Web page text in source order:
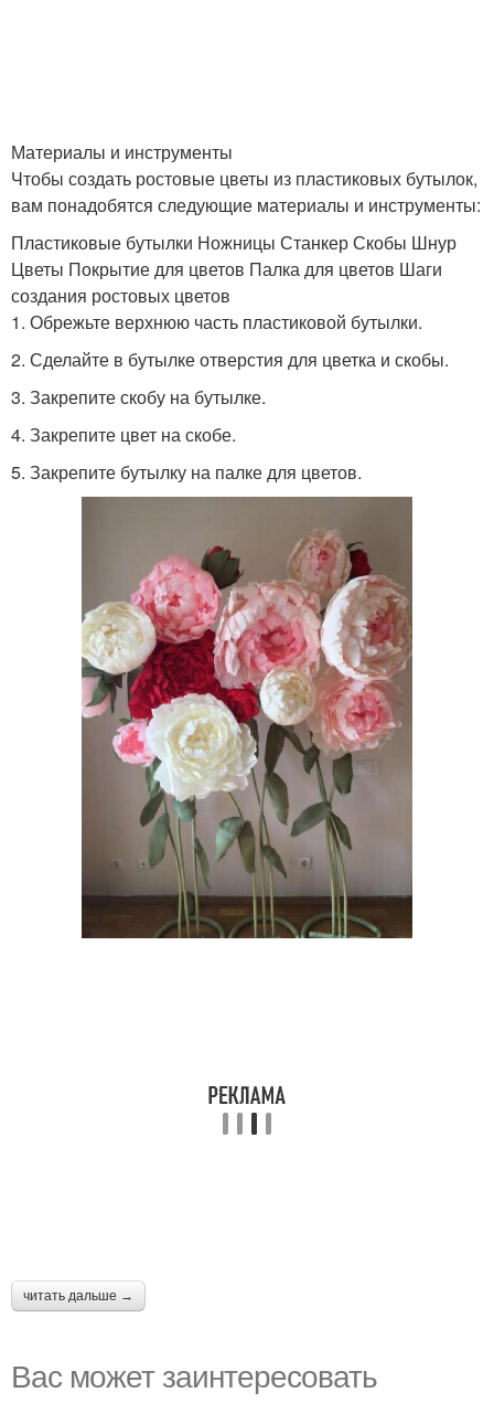
Материалы и инструменты
Чтобы создать ростовые цветы из пластиковых бутылок,
вам понадобятся следующие материалы и инструменты:
Пластиковые бутылки Ножницы Станкер Скобы Шнур
Цветы Покрытие для цветов Палка для цветов Шаги
создания ростовых цветов
1. Обрежьте верхнюю часть пластиковой бутылки.
2. Сделайте в бутылке отверстия для цветка и скобы.
3. Закрепите скобу на бутылке.
4. Закрепите цвет на скобе.
5. Закрепите бутылку на палке для цветов.
читать дальше →
Вас может заинтересовать